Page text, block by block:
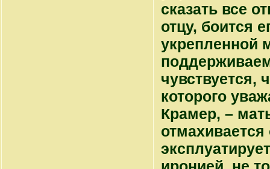
сказать все
отцу, боится
укрепленной
чувствуется,
которого
Крамер, –